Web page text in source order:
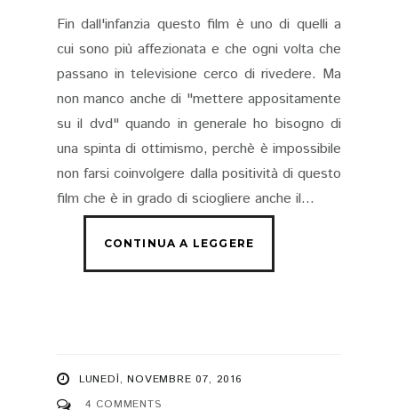
Fin dall'infanzia questo film è uno di quelli a
cui sono più affezionata e che ogni volta che
passano in televisione cerco di rivedere. Ma
non manco anche di "mettere appositamente
su il dvd" quando in generale ho bisogno di
una spinta di ottimismo, perchè è impossibile
non farsi coinvolgere dalla positività di questo
film che è in grado di sciogliere anche il...
LUNEDÌ, NOVEMBRE 07, 2016
4 COMMENTS